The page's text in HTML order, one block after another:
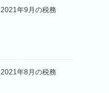
2021年9月の税務
2021年8月の税務